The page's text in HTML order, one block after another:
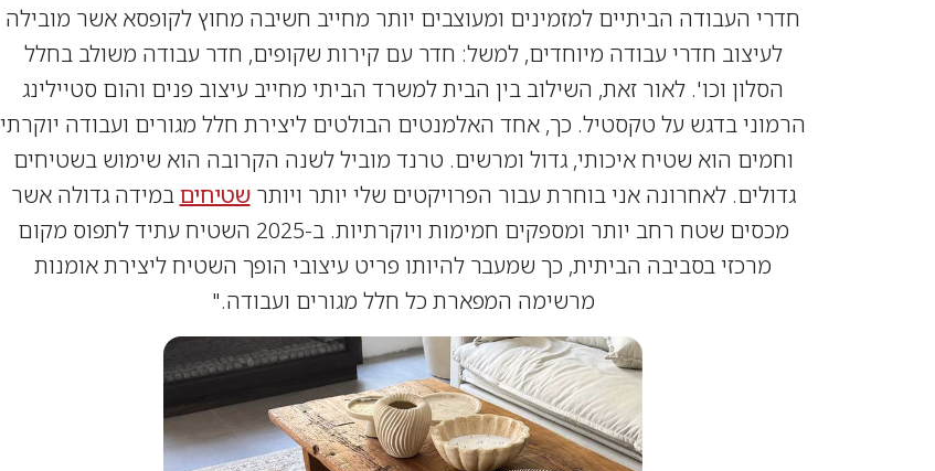
חדרי העבודה הביתיים למזמינים ומעוצבים יותר מחייב חשיבה מחוץ לקופסא אשר מובילה
לעיצוב חדרי עבודה מיוחדים, למשל: חדר עם קירות שקופים, חדר עבודה משולב בחלל
הסלון וכו'. לאור זאת, השילוב בין הבית למשרד הביתי מחייב עיצוב פנים והום סטיילינג
הרמוני בדגש על טקסטיל. כך, אחד האלמנטים הבולטים ליצירת חלל מגורים ועבודה יוקרתי
וחמים הוא שטיח איכותי, גדול ומרשים. טרנד מוביל לשנה הקרובה הוא שימוש בשטיחים
גדולים. לאחרונה אני בוחרת עבור הפרויקטים שלי יותר ויותרשטיחים במידה גדולה אשר
מכסים שטח רחב יותר ומספקים חמימות ויוקרתיות. ב-2025 השטיח עתיד לתפוס מקום
מרכזי בסביבה הביתית, כך שמעבר להיותו פריט עיצובי הופך השטיח ליצירת אומנות
מרשימה המפארת כל חלל מגורים ועבודה."